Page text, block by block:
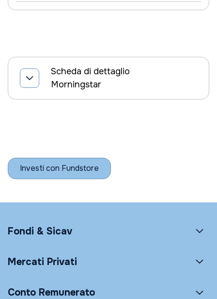
Scheda di dettaglio
Morningstar
Investi con Fundstore
Fondi & Sicav
Mercati Privati
Conto Remunerato